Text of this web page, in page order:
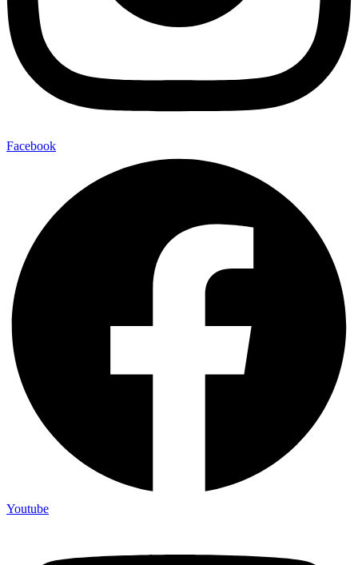
Facebook
Youtube